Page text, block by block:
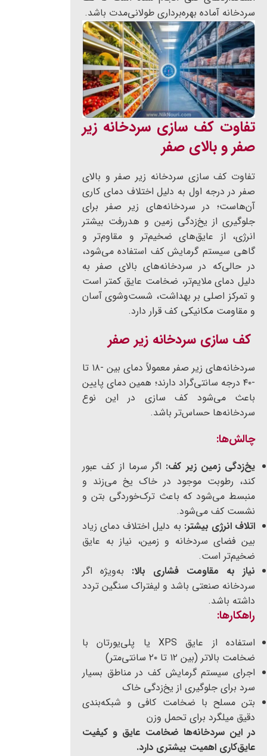
سردخانه آماده بهره‌برداری طولانی‌مدت باشد.
تفاوت کف سازی سردخانه زیر
صفر و بالای صفر
تفاوت کف سازی سردخانه زیر صفر و بالای
صفر در درجه اول به دلیل اختلاف دمای کاری
آن‌هاست؛ در سردخانه‌های زیر صفر برای
جلوگیری از یخ‌زدگی زمین و هدررفت بیشتر
انرژی، از عایق‌های ضخیم‌تر و مقاوم‌تر و
گاهی سیستم گرمایش کف استفاده می‌شود،
در حالی‌که در سردخانه‌های بالای صفر به
دلیل دمای ملایم‌تر، ضخامت عایق کمتر است
و تمرکز اصلی بر بهداشت، شست‌وشوی آسان
و مقاومت مکانیکی کف قرار دارد.
کف سازی سردخانه زیر صفر
سردخانه‌های زیر صفر معمولاً دمای بین -۱۸ تا
-۴۰ درجه سانتی‌گراد دارند؛ همین دمای پایین
باعث می‌شود کف سازی در این نوع
سردخانه‌ها حساس‌تر باشد.
چالش‌ها:
یخ‌زدگی زمین زیر کف: اگر سرما از کف عبور
کند، رطوبت موجود در خاک یخ می‌زند و
منبسط می‌شود که باعث ترک‌خوردگی بتن و
نشست کف می‌شود.
اتلاف انرژی بیشتر: به دلیل اختلاف دمای زیاد
بین فضای سردخانه و زمین، نیاز به عایق
ضخیم‌تر است.
نیاز به مقاومت فشاری بالا: به‌ویژه اگر
سردخانه صنعتی باشد و لیفتراک سنگین تردد
داشته باشد.
راهکارها:
استفاده از عایق XPS یا پلی‌یورتان با
ضخامت بالاتر (بین ۱۲ تا ۲۰ سانتی‌متر)
اجرای سیستم گرمایش کف در مناطق بسیار
سرد برای جلوگیری از یخ‌زدگی خاک
بتن مسلح با ضخامت کافی و شبکه‌بندی
دقیق میلگرد برای تحمل وزن
در این سردخانه‌ها ضخامت عایق و کیفیت
عایق‌کاری اهمیت بیشتری دارد.